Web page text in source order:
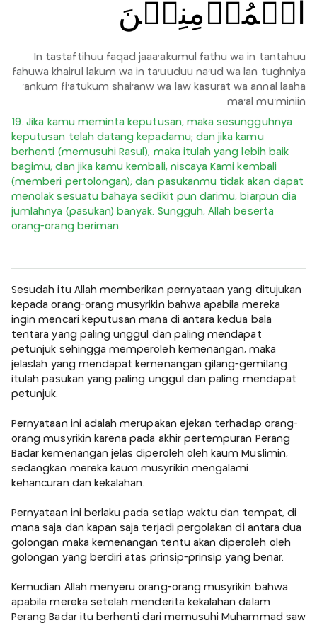
الۡمُؤۡمِنِيۡنَ
In tastaftihuu faqad jaaa'akumul fathu wa in tantahuu
fahuwa khairul lakum wa in ta'uuduu na'ud wa lan tughniya
'ankum fi'atukum shai'anw wa law kasurat wa annal laaha
ma'al mu'miniin
19. Jika kamu meminta keputusan, maka sesungguhnya
keputusan telah datang kepadamu; dan jika kamu
berhenti (memusuhi Rasul), maka itulah yang lebih baik
bagimu; dan jika kamu kembali, niscaya Kami kembali
(memberi pertolongan); dan pasukanmu tidak akan dapat
menolak sesuatu bahaya sedikit pun darimu, biarpun dia
jumlahnya (pasukan) banyak. Sungguh, Allah beserta
orang-orang beriman.
Sesudah itu Allah memberikan pernyataan yang ditujukan
kepada orang-orang musyrikin bahwa apabila mereka
ingin mencari keputusan mana di antara kedua bala
tentara yang paling unggul dan paling mendapat
petunjuk sehingga memperoleh kemenangan, maka
jelaslah yang mendapat kemenangan gilang-gemilang
itulah pasukan yang paling unggul dan paling mendapat
petunjuk.
Pernyataan ini adalah merupakan ejekan terhadap orang-
orang musyrikin karena pada akhir pertempuran Perang
Badar kemenangan jelas diperoleh oleh kaum Muslimin,
sedangkan mereka kaum musyrikin mengalami
kehancuran dan kekalahan.
Pernyataan ini berlaku pada setiap waktu dan tempat, di
mana saja dan kapan saja terjadi pergolakan di antara dua
golongan maka kemenangan tentu akan diperoleh oleh
golongan yang berdiri atas prinsip-prinsip yang benar.
Kemudian Allah menyeru orang-orang musyrikin bahwa
apabila mereka setelah menderita kekalahan dalam
Perang Badar itu berhenti dari memusuhi Muhammad saw